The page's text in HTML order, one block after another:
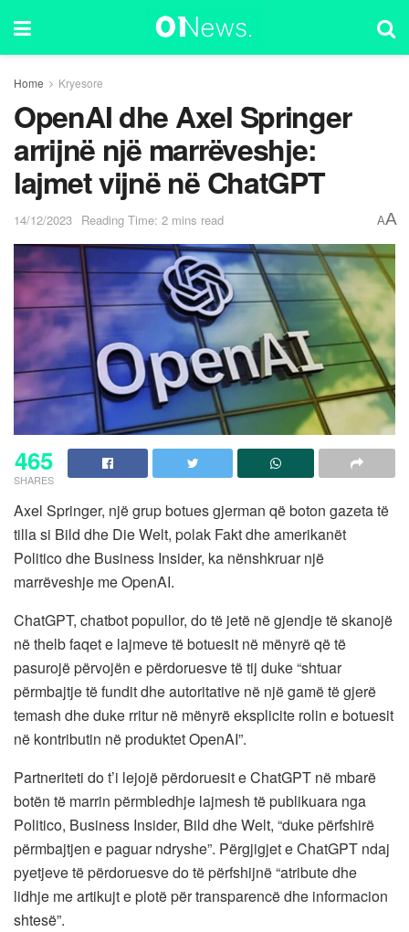
Home Kryesore
OpenAI dhe Axel Springer
arrijnë një marrëveshje:
lajmet vijnë në ChatGPT
14/12/2023 Reading Time: 2 mins read AA
465
SHARES
Axel Springer, një grup botues gjerman që boton gazeta të
tilla si Bild dhe Die Welt, polak Fakt dhe amerikanët
Politico dhe Business Insider, ka nënshkruar një
marrëveshje me OpenAI.
ChatGPT, chatbot popullor, do të jetë në gjendje të skanojë
në thelb faqet e lajmeve të botuesit në mënyrë që të
pasurojë përvojën e përdoruesve të tij duke “shtuar
përmbajtje të fundit dhe autoritative në një gamë të gjerë
temash dhe duke rritur në mënyrë eksplicite rolin e botuesit
në kontributin në produktet OpenAI”.
Partneriteti do t’i lejojë përdoruesit e ChatGPT në mbarë
botën të marrin përmbledhje lajmesh të publikuara nga
Politico, Business Insider, Bild dhe Welt, “duke përfshirë
përmbajtjen e paguar ndryshe”. Përgjigjet e ChatGPT ndaj
pyetjeve të përdoruesve do të përfshijnë “atribute dhe
lidhje me artikujt e plotë për transparencë dhe informacion
shtesë”.